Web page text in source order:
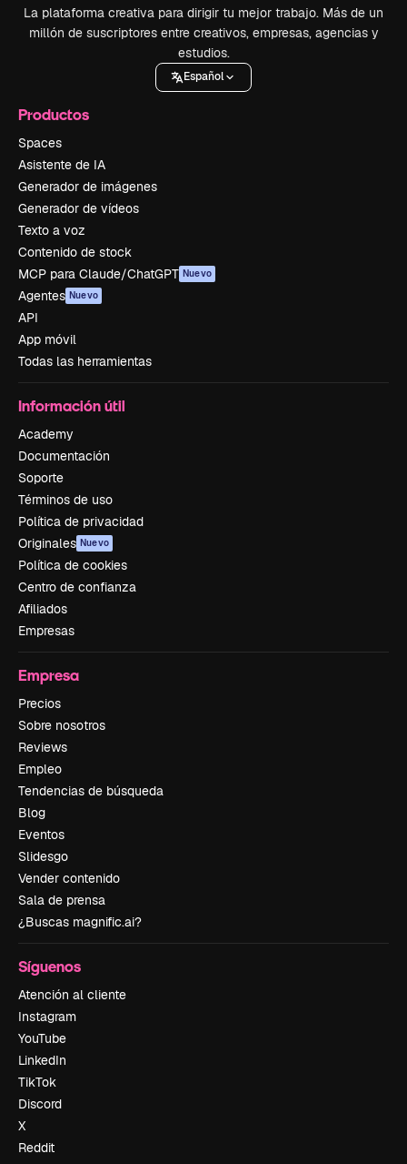
La plataforma creativa para dirigir tu mejor trabajo. Más de un
millón de suscriptores entre creativos, empresas, agencias y
estudios.
Español
Productos
Spaces
Asistente de IA
Generador de imágenes
Generador de vídeos
Texto a voz
Contenido de stock
MCP para Claude/ChatGPT Nuevo
Agentes Nuevo
API
App móvil
Todas las herramientas
Información útil
Academy
Documentación
Soporte
Términos de uso
Política de privacidad
Originales Nuevo
Política de cookies
Centro de confianza
Afiliados
Empresas
Empresa
Precios
Sobre nosotros
Reviews
Empleo
Tendencias de búsqueda
Blog
Eventos
Slidesgo
Vender contenido
Sala de prensa
¿Buscas magnific.ai?
Síguenos
Atención al cliente
Instagram
YouTube
LinkedIn
TikTok
Discord
X
Reddit